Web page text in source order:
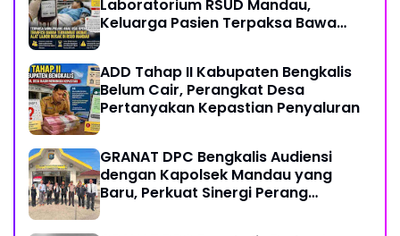
Laboratorium RSUD Mandau,
Keluarga Pasien Terpaksa Bawa
Transfusi Darah
ADD Tahap II Kabupaten Bengkalis
Belum Cair, Perangkat Desa
Pertanyakan Kepastian Penyaluran
GRANAT DPC Bengkalis Audiensi
dengan Kapolsek Mandau yang
Baru, Perkuat Sinergi Perang